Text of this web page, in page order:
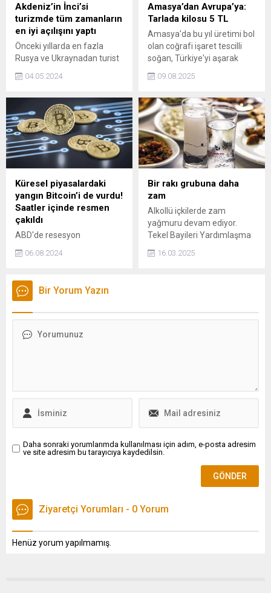
Akdeniz’in İnci’si
turizmde tüm zamanların
en iyi açılışını yaptı
Önceki yıllarda en fazla
Rusya ve Ukraynadan turist
sırayı Almanlar alırken,
Belçika, Fransa pazarlarında
da artış yaşandı.
04.05.2024
Amasya’dan Avrupa’ya:
Tarlada kilosu 5 TL
Amasya'da bu yıl üretimi bol
olan coğrafi işaret tescilli
soğan, Türkiye'yi aşarak
çıktı. Tarlada kilosu 5 TL olan
rekolte bekleniyor.
09.08.2025
Küresel piyasalardaki
yangın Bitcoin’i de vurdu!
Saatler içinde resmen
çakıldı
ABD'de resesyon
güçlenmesi ve Asya
ardından Bitcoin'in fiyatı
çakıldı. Son 24 saatte yüzde
doların altına kadar indi.
06.08.2024
Bir rakı grubuna daha
zam
Alkollü içkilerde zam
yağmuru devam ediyor.
Tekel Bayileri Yardımlaşma
Dündar, Mercan göbek rakı
16.03.2025
Bir Yorum Yazın
Daha sonraki yorumlarımda kullanılması için adım, e-posta adresim
ve site adresim bu tarayıcıya kaydedilsin.
Ziyaretçi Yorumları - 0 Yorum
Henüz yorum yapılmamış.